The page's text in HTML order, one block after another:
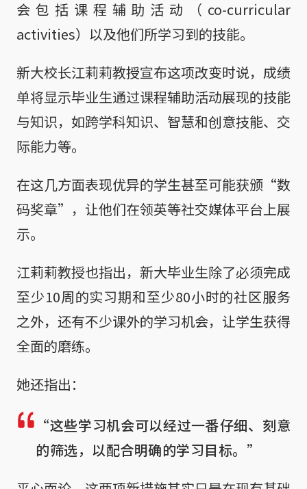
会包括课程辅助活动（co-curricular
activities）以及他们所学习到的技能。
新大校长江莉莉教授宣布这项改变时说，成绩
单将显示毕业生通过课程辅助活动展现的技能
与知识，如跨学科知识、智慧和创意技能、交
际能力等。
在这几方面表现优异的学生甚至可能获颁“数
码奖章”，让他们在领英等社交媒体平台上展
示。
江莉莉教授也指出，新大毕业生除了必须完成
至少10周的实习期和至少80小时的社区服务
之外，还有不少课外的学习机会，让学生获得
全面的磨练。
她还指出：
“这些学习机会可以经过一番仔细、刻意
的筛选，以配合明确的学习目标。”